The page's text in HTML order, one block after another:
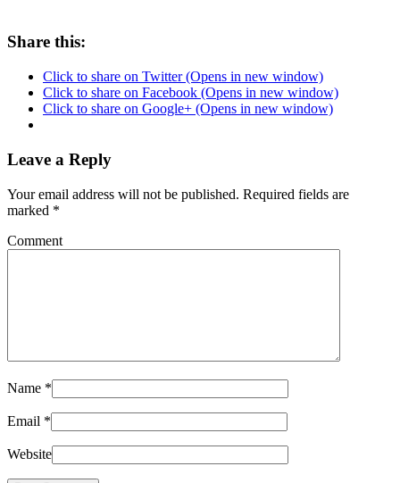
Share this:
Click to share on Twitter (Opens in new window)
Click to share on Facebook (Opens in new window)
Click to share on Google+ (Opens in new window)
Leave a Reply
Your email address will not be published. Required fields are
marked *
Comment
Name *
Email *
Website